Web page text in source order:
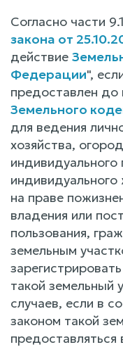
Согласно части
закона от
действие
Федерации",
предоставлен до
Земельного
для ведения
хозяйства,
индивидуального
на праве
владения или
пользования,
земельным
такой земельный
случаев, если в
законом такой
предоставляться